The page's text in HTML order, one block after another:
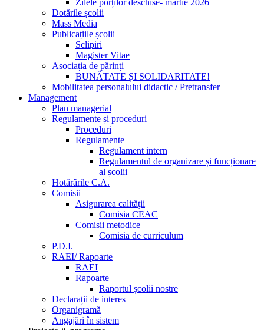
Zilele porților deschise- martie 2026
Dotările școlii
Mass Media
Publicațiile școlii
Sclipiri
Magister Vitae
Asociația de părinți
BUNĂTATE ȘI SOLIDARITATE!
Mobilitatea personalului didactic / Pretransfer
Management
Plan managerial
Regulamente și proceduri
Proceduri
Regulamente
Regulament intern
Regulamentul de organizare și funcționare
al școlii
Hotărârile C.A.
Comisii
Asigurarea calităţii
Comisia CEAC
Comisii metodice
Comisia de curriculum
P.D.I.
RAEI/ Rapoarte
RAEI
Rapoarte
Raportul școlii nostre
Declarații de interes
Organigramă
Angajări în sistem